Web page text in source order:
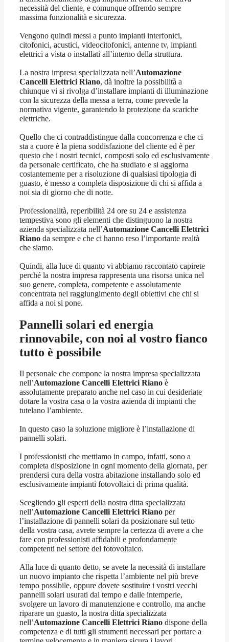
necessità del cliente, e comunque offrendo sempre
massima funzionalità e sicurezza.
Vengono quindi messi a punto impianti interfonici,
citofonici, acustici, videocitofonici, antenne tv, impianti
elettrici a vista o installati all’interno della struttura.
La nostra impresa specializzata nell’Automazione
Cancelli Elettrici Riano, dà inoltre la possibilità a
chiunque vi si rivolga d’installare impianti di illuminazione
con la sicurezza della messa a terra, come prevede la
normativa vigente, garantendo la protezione da scariche
elettriche.
Quello che ci contraddistingue dalla concorrenza e che ci
sta a cuore è la piena soddisfazione del cliente ed è per
questo che i nostri tecnici, composti solo ed esclusivamente
da personale certificato, che ha studiato e si aggiorna
costantemente per a risoluzione di qualsiasi tipologia di
guasto, è messo a completa disposizione di chi si affida a
noi sia di giorno che di notte.
Professionalità, reperibilità 24 ore su 24 e assistenza
tempestiva sono gli elementi che distinguono la nostra
azienda specializzata nell’Automazione Cancelli Elettrici
Riano da sempre e che ci hanno reso l’importante realtà
che siamo.
Quindi, alla luce di quanto vi abbiamo raccontato capirete
perché la nostra impresa rappresenta una risorsa unica nel
suo genere, completa, competente e assolutamente
concentrata nel raggiungimento degli obiettivi che chi si
affida a noi si pone.
Pannelli solari ed energia
rinnovabile, con noi al vostro fianco
tutto è possibile
Il personale che compone la nostra impresa specializzata
nell’Automazione Cancelli Elettrici Riano è
assolutamente preparato anche nel caso in cui desideriate
dotare la vostra casa o la vostra azienda di impianti che
tutelano l’ambiente.
In questo caso la soluzione migliore è l’installazione di
pannelli solari.
I professionisti che mettiamo in campo, infatti, sono a
completa disposizione in ogni momento della giornata, per
prendersi cura della vostra abitazione installando solo ed
esclusivamente impianti fotovoltaici di prima qualità.
Scegliendo gli esperti della nostra ditta specializzata
nell’Automazione Cancelli Elettrici Riano per
l’installazione di pannelli solari da posizionare sul tetto
della vostra casa, avrete sempre la certezza di avere a che
fare con professionisti affidabili e profondamente
competenti nel settore del fotovoltaico.
Alla luce di quanto detto, se avete la necessità di installare
un nuovo impianto che rispetta l’ambiente nel più breve
tempo possibile, oppure dovete sostituire i vostri vecchi
pannelli solari usurati dal tempo e dalle intemperie,
svolgere un lavoro di manutenzione e controllo, ma anche
riparare un guasto, la nostra ditta specializzata
nell’Automazione Cancelli Elettrici Riano dispone della
competenza e di tutti gli strumenti necessari per portare a